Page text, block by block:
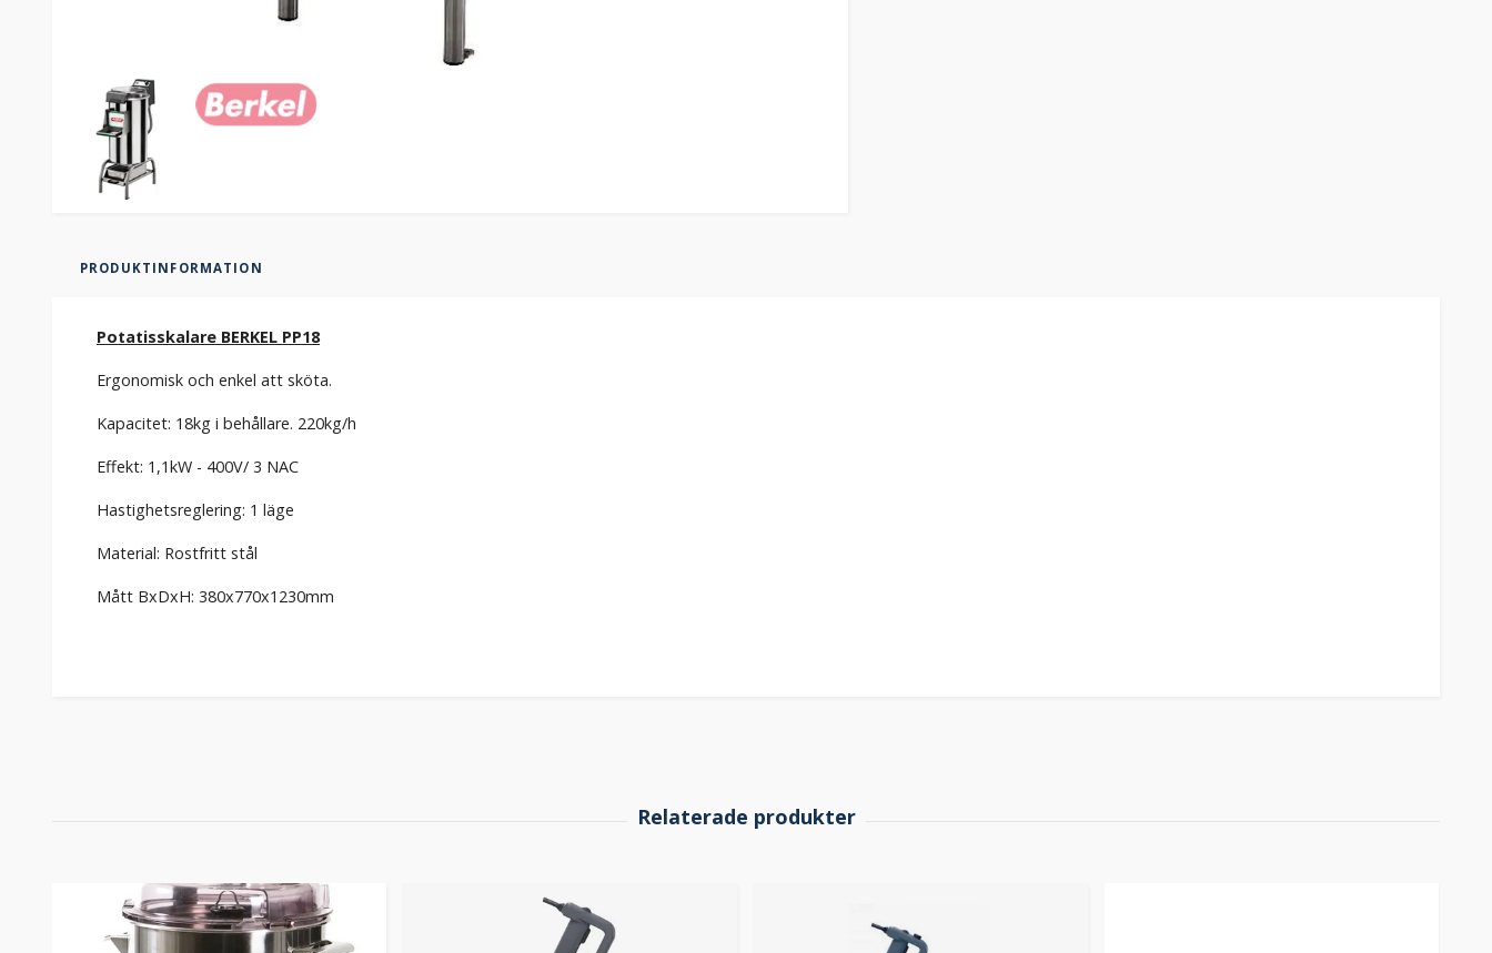
PRODUKTINFORMATION
Potatisskalare BERKEL PP18
Ergonomisk och enkel att sköta.
Kapacitet: 18kg i behållare. 220kg/h
Effekt: 1,1kW - 400V/ 3 NAC
Hastighetsreglering: 1 läge
Material: Rostfritt stål
Mått BxDxH: 380x770x1230mm